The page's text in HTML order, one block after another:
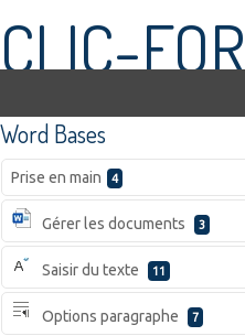
CLIC-
Word Bases
Prise en main 4
Gérer les documents 3
Saisir du texte 11
Options paragraphe 7